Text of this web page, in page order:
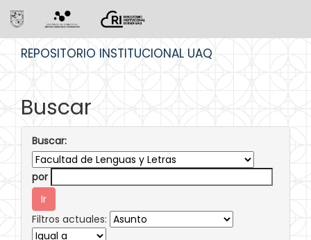
REPOSITORIO INSTITUCIONAL UAQ
Buscar
Buscar:
por
Filtros actuales: